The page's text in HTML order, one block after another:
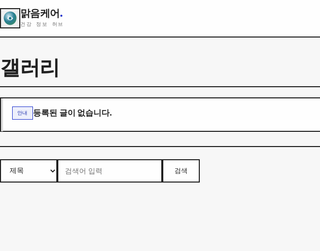
맑음케어.
건강 정보 허브
갤러리
안내 등록된 글이 없습니다.
검색